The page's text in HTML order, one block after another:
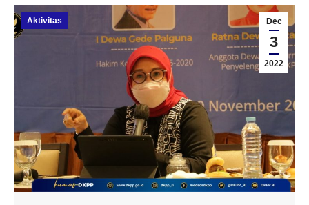
Dec
3
2022
Aktivitas